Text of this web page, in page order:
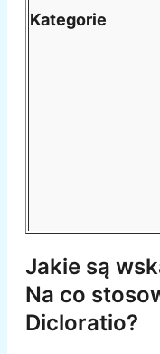
Kategorie
Jakie są
Na co
Dicloratio?